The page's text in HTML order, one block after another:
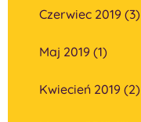
Czerwiec 2019 (3)
Maj 2019 (1)
Kwiecień 2019 (2)